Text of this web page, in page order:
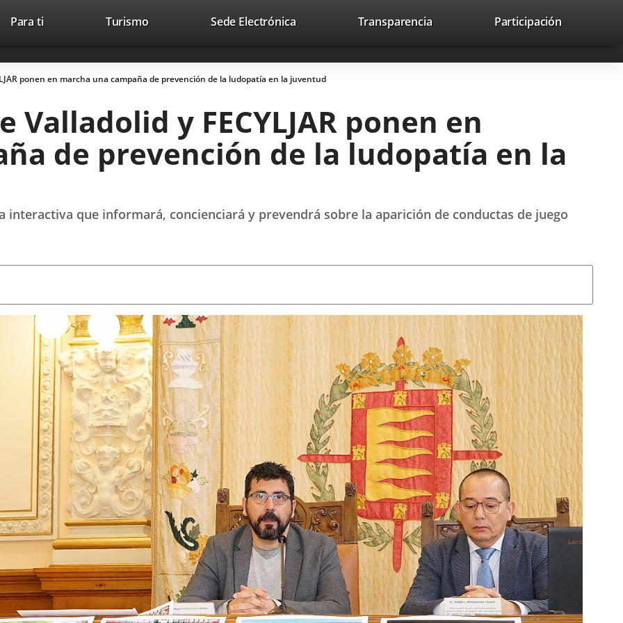
Trabaja con nosotros Contacto avaHeaderSocial
Link
external
Link
external
Link
external
Search
Para ti TurismoThis
open
in
pop-
up
window.
Sede ElectrónicaLink
application.
Transparencia Participación
ponen en marcha una campaña de prevención de la ludopatía en la juventud
y FECYLJAR ponen en
de prevención de la ludopatía en la
interactiva que informará, concienciará y prevendrá sobre la aparición de conductas de juego